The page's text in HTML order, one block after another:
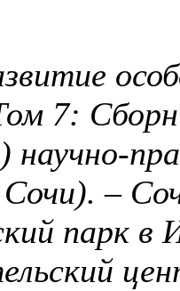
7:
научно-
Сочи). –
парк